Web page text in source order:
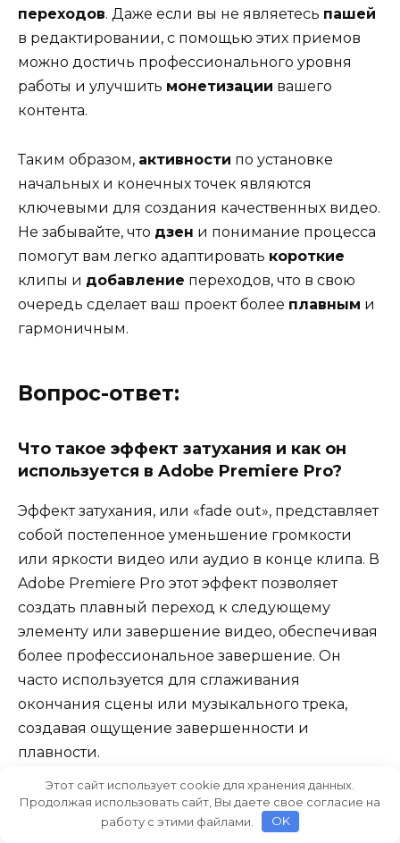
переходов. Даже если вы не являетесь пашей
в редактировании, с помощью этих приемов
можно достичь профессионального уровня
работы и улучшить монетизации вашего
контента.
Таким образом, активности по установке
начальных и конечных точек являются
ключевыми для создания качественных видео.
Не забывайте, что дзен и понимание процесса
помогут вам легко адаптировать короткие
клипы и добавление переходов, что в свою
очередь сделает ваш проект более плавным и
гармоничным.
Вопрос-ответ:
Что такое эффект затухания и как он
используется в Adobe Premiere Pro?
Эффект затухания, или «fade out», представляет
собой постепенное уменьшение громкости
или яркости видео или аудио в конце клипа. В
Adobe Premiere Pro этот эффект позволяет
создать плавный переход к следующему
элементу или завершение видео, обеспечивая
более профессиональное завершение. Он
часто используется для сглаживания
окончания сцены или музыкального трека,
создавая ощущение завершенности и
плавности.
Могу ли я настроить длительность
эффекта затухания в Adobe Premiere
Этот сайт использует cookie для хранения данных.
Продолжая использовать сайт, Вы даете свое согласие на
работу с этими файлами.
OK